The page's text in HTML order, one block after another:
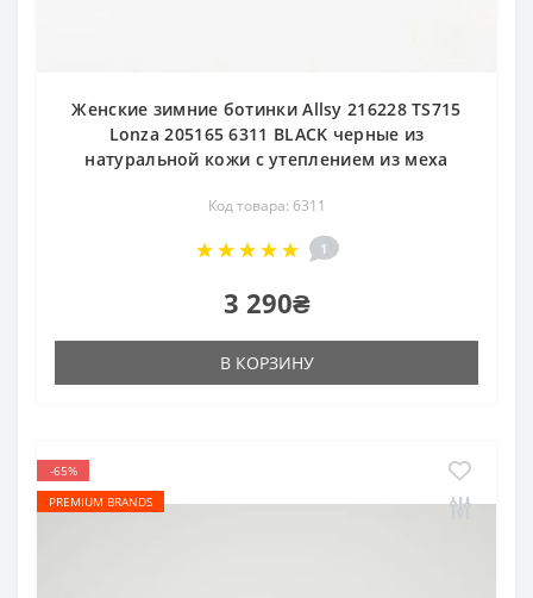
Женские зимние ботинки Allsy 216228 TS715
Lonza 205165 6311 BLACK черные из
натуральной кожи с утеплением из меха
Код товара: 6311
1
3 290₴
В КОРЗИНУ
-65%
PREMIUM BRANDS